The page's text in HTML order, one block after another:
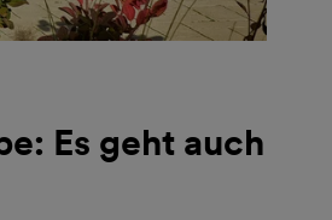
Es geht auch